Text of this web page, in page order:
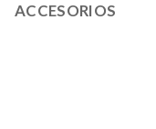
ACCESORIOS